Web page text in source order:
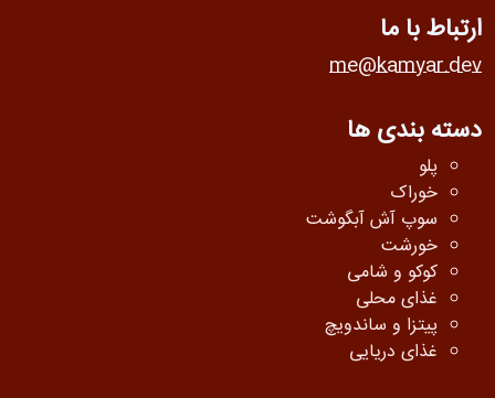
ارتباط با ما
me@kamyar.dev
دسته بندی ها
پلو
خوراک
سوپ آش آبگوشت
خورشت
کوکو و شامی
غذای محلی
پیتزا و ساندویچ
غذای دریایی